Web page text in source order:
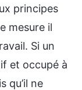
principes
mesure il
Si un
et occupé à
qu’il ne